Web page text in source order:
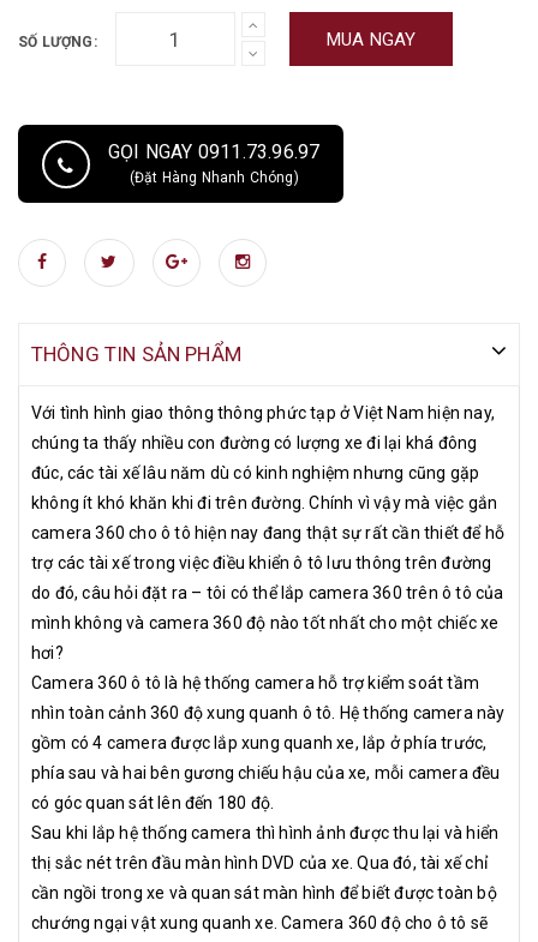
thật sự rất cần thiết để hỗ trợ các tài xế trong việc điều khiển ô tô lưu
thông trên đường do đó, câu hỏi đặt ra – tôi có thể lắp camera 360
toàn cảnh 360 độ xung quanh ô tô. Hệ thống camera này gồm có 4
camera được lắp xung quanh xe, lắp ở phía trước, phía sau và hai bên
gương chiếu hậu của xe, mỗi camera đều có góc quan sát lên đến 180
sắc nét trên đầu màn hình DVD của xe. Qua đó, tài xế chỉ cần ngồi
trong xe và quan sát màn hình để biết được toàn bộ chướng ngại vật
SỐ LƯỢNG: MUA NGAY
GỌI NGAY 0911.73.96.97
(Đặt Hàng Nhanh Chóng)
THÔNG TIN SẢN PHẨM
Với tình hình giao thông thông phức tạp ở Việt Nam hiện nay,
chúng ta thấy nhiều con đường có lượng xe đi lại khá đông
đúc, các tài xế lâu năm dù có kinh nghiệm nhưng cũng gặp
không ít khó khăn khi đi trên đường. Chính vì vậy mà việc gắn
camera 360 cho ô tô hiện nay đang thật sự rất cần thiết để hỗ
trợ các tài xế trong việc điều khiển ô tô lưu thông trên đường
do đó, câu hỏi đặt ra – tôi có thể lắp camera 360 trên ô tô của
mình không và camera 360 độ nào tốt nhất cho một chiếc xe
hơi?
Camera 360 ô tô là hệ thống camera hỗ trợ kiểm soát tầm
nhìn toàn cảnh 360 độ xung quanh ô tô. Hệ thống camera này
gồm có 4 camera được lắp xung quanh xe, lắp ở phía trước,
phía sau và hai bên gương chiếu hậu của xe, mỗi camera đều
có góc quan sát lên đến 180 độ.
Sau khi lắp hệ thống camera thì hình ảnh được thu lại và hiển
thị sắc nét trên đầu màn hình DVD của xe. Qua đó, tài xế chỉ
cần ngồi trong xe và quan sát màn hình để biết được toàn bộ
chướng ngại vật xung quanh xe. Camera 360 độ cho ô tô sẽ